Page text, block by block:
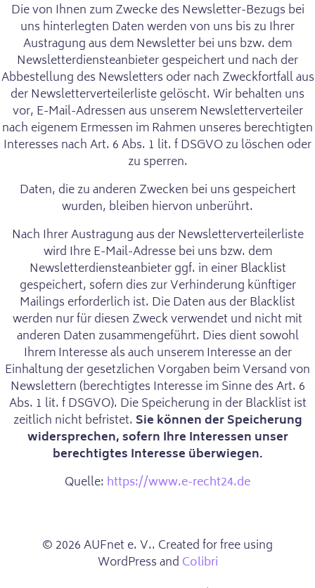
Die von Ihnen zum Zwecke des Newsletter-Bezugs bei
uns hinterlegten Daten werden von uns bis zu Ihrer
Austragung aus dem Newsletter bei uns bzw. dem
Newsletterdiensteanbieter gespeichert und nach der
Abbestellung des Newsletters oder nach Zweckfortfall aus
der Newsletterverteilerliste gelöscht. Wir behalten uns
vor, E-Mail-Adressen aus unserem Newsletterverteiler
nach eigenem Ermessen im Rahmen unseres berechtigten
Interesses nach Art. 6 Abs. 1 lit. f DSGVO zu löschen oder
zu sperren.
Daten, die zu anderen Zwecken bei uns gespeichert
wurden, bleiben hiervon unberührt.
Nach Ihrer Austragung aus der Newsletterverteilerliste
wird Ihre E-Mail-Adresse bei uns bzw. dem
Newsletterdiensteanbieter ggf. in einer Blacklist
gespeichert, sofern dies zur Verhinderung künftiger
Mailings erforderlich ist. Die Daten aus der Blacklist
werden nur für diesen Zweck verwendet und nicht mit
anderen Daten zusammengeführt. Dies dient sowohl
Ihrem Interesse als auch unserem Interesse an der
Einhaltung der gesetzlichen Vorgaben beim Versand von
Newslettern (berechtigtes Interesse im Sinne des Art. 6
Abs. 1 lit. f DSGVO). Die Speicherung in der Blacklist ist
zeitlich nicht befristet. Sie können der Speicherung
widersprechen, sofern Ihre Interessen unser
berechtigtes Interesse überwiegen.
Quelle: https://www.e-recht24.de
© 2026 AUFnet e. V.. Created for free using
WordPress and Colibri